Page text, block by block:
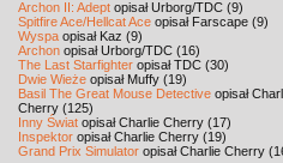
Archon II: Adept opisał Urborg/TDC (9)
Spitfire Ace/Hellcat Ace opisał Farscape (9)
Wyspa opisał Kaz (9)
Archon opisał Urborg/TDC (16)
The Last Starfighter opisał TDC (30)
Dwie Wieże opisał Muffy (19)
Basil The Great Mouse Detective opisał
Cherry (125)
Inny Świat opisał Charlie Cherry (17)
Inspektor opisał Charlie Cherry (19)
Grand Prix Simulator opisał Charlie Cherry